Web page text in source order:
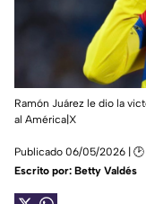
Ramón Juárez le dio la
al América|X
Publicado 06/05/2026 |
Escrito por: Betty Valdés